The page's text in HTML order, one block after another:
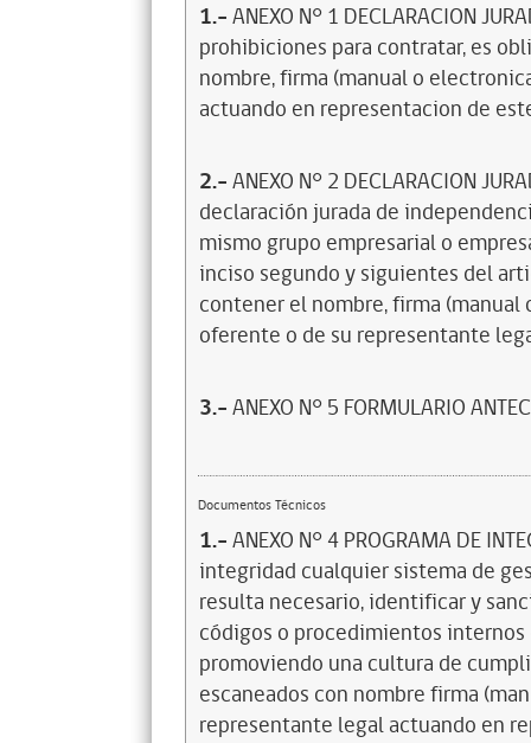
1.-ANEXO N° 1 DECLARACION
prohibiciones para contratar, es
nombre, firma (manual o
actuando en representacion de
2.-ANEXO N° 2 DECLARACION
declaración jurada de
mismo grupo empresarial o
inciso segundo y siguientes del
contener el nombre, firma
oferente o de su representante
3.-ANEXO N° 5 FORMULARIO
Documentos Técnicos
1.-ANEXO N° 4 PROGRAMA DE
integridad cualquier sistema de
resulta necesario, identificar y
códigos o procedimientos
promoviendo una cultura de
escaneados con nombre firma
representante legal actuando en